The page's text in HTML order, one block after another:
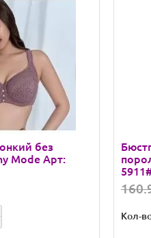
без
Mode Арт:
Кол-